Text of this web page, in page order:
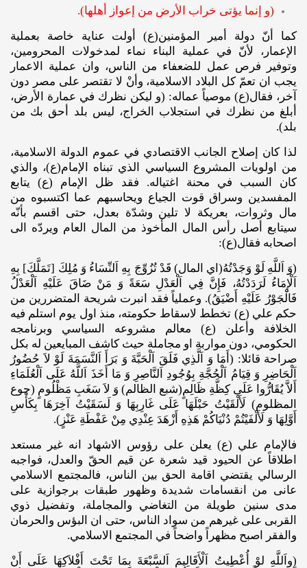
(و إنما يؤتى خراب الأرض من إعواز أهلها).
كما أنّ دولة أمير المؤمنين(ع) أولت عناية خاصة بعملية
الإعمار، لأنّ في عملية البناء نماء لمدخولات المحرومين،
وتوفير فرص عمل للضعفاء من الناس، وان عملية الاعمار
يجب ان تعمّ كل البلاد الاسلامية، وأنْ لا تقتصر على مصر دون
آخر، فقال(ع) موصياً عماله: (و ليكن نظرك في عمارة الأرض،
أبلغ من نظرك في استجلاب الخراج، ليس بلد أحق بك من
بلد).
لذا كان إصلاح الجانب الاقتصادي في عموم الدولة الاسلامية،
من اولويات المشروع السياسي الذي تبناه الإمام(ع)، والذي
كان السبب في محنة اغتياله. فقد ظل الإمام (ع) يتابع
المفسدين وسراق قوت الجياع ويحاسبهم عما اكتسبوه من
مال وثروات، بعريكة لا تلين وشدّة بعدل، حتى اقسم بأنّه
سيتابع أصل رأس المال المأخوذ من المال العام ويردّه الى
اصحابه فقال(ع):
(وَ اَللَّهِ لَوْ وَجَدْتُهُ(اي المال) قَدْ تُزُوِّجَ بِهِ اَلنِّسَاءُ وَ مُلِكَ [تَمَلَّكَ] بِهِ
اَلْإِمَاءُ لَرَدَدْتُهُ، فَإِنَّ فِي اَلْعَدْلِ سَعَةً وَ مَنْ ضَاقَ عَلَيْهِ اَلْعَدْلُ
فَالْجَوْرُ عَلَيْهِ أَضْيَقُ). وعملياً فقد انبرت شريحة المتضررين من
حكم علي (ع) تخطط لاسقاط حكومته، منذ اول يوم استلم فيه
الخلافة وأعلن (ع) معالم مشروعه السياسي وبرنامجه
الحكومي، دون مواربة او مجاملة حيث كاشف المبايعين له بكل
صراحة قائلا: (أَمَا وَ اَلَّذِي فَلَقَ اَلْحَبَّةَ وَ بَرَأَ اَلنَّسَمَةَ لَوْ لاَ حُضُورُ
اَلْحَاضِرِ وَ قِيَامُ اَلْحُجَّةِ بِوُجُودِ اَلنَّاصِرِ وَ مَا أَخَذَ اَللَّهُ عَلَى اَلْعُلَمَاءِ
أَلاَّ يُقَارُّوا عَلَى كِظَّةِ ظَالِمٍ(شبع الظالم) وَ لاَ سَغَبِ مَظْلُومٍ (جوع
المظلوم) لَأَلْقَيْتُ حَبْلَهَا عَلَى غَارِبِهَا وَ لَسَقَيْتُ آخِرَهَا بِكَأْسِ
أَوَّلِهَا وَ لَأَلْفَيْتُمْ دُنْيَاكُمْ هَذِهِ أَزْهَدَ عِنْدِي مِنْ عَفْطَةِ عَنْزٍ).
فالإمام علي (ع) يعلن على رؤوس الاشهاد انه غير مستعد
اطلاقاً عن الحيود قيد شعرة عن قيم الحقّ والعدل، فواجبه
الرسالي يقتضي اقامة الحق بين الناس، فالمجتمع الاسلامي
عانى من انقسامات شديدة وظهور طبقات برجوازية على
مدى سنين طويلة من التغاضي والمجاملة، وتفضيل ذوي
القربى على غيرهم من سواد الناس، حتى ان البؤس والحرمان
والفقر اصبح مظهراً واضحاً في المجتمع الاسلامي.
(واَللَّهِ لوْ أُعْطِيتُ اَلْأَقَالِيمَ اَلسَّبْعَةَ بِمَا تَحْتَ أَفْلاَكِهَا عَلَى أَنْ